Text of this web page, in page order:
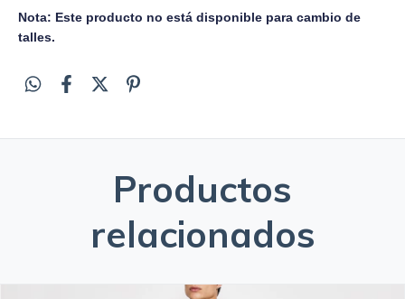
Nota: Este producto no está disponible para cambio de
talles.
Productos
relacionados